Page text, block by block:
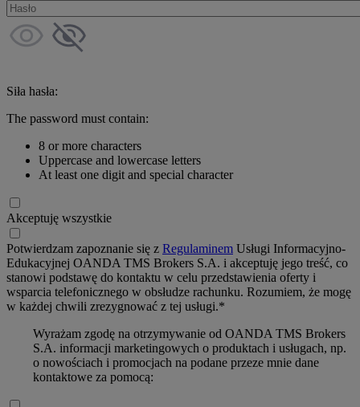
Siła hasła:
The password must contain:
8 or more characters
Uppercase and lowercase letters
At least one digit and special character
Akceptuję wszystkie
Potwierdzam zapoznanie się z Regulaminem Usługi Informacyjno-
Edukacyjnej OANDA TMS Brokers S.A. i akceptuję jego treść, co
stanowi podstawę do kontaktu w celu przedstawienia oferty i
wsparcia telefonicznego w obsłudze rachunku. Rozumiem, że mogę
w każdej chwili zrezygnować z tej usługi.*
Wyrażam zgodę na otrzymywanie od OANDA TMS Brokers
S.A. informacji marketingowych o produktach i usługach, np.
o nowościach i promocjach na podane przeze mnie dane
kontaktowe za pomocą: